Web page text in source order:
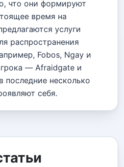
что они формируют
время на
услуги
распространения
Fobos, Ngay и
— Afraidgate и
последние несколько
себя.